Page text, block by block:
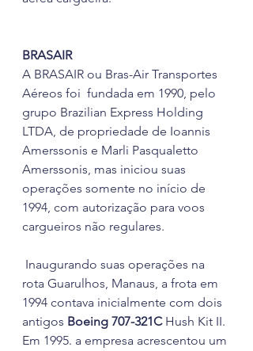
BRASAIR
A BRASAIR ou Bras-Air Transportes
Aéreos foi  fundada em 1990, pelo
grupo Brazilian Express Holding
LTDA, de propriedade de Ioannis
Amerssonis e Marli Pasqualetto
Amerssonis, mas iniciou suas
operações somente no início de
1994, com autorização para voos
cargueiros não regulares.
rota Guarulhos, Manaus, a frota em
1994 contava inicialmente com dois
antigos Boeing 707-321C Hush Kit II.
Em 1995. a empresa acrescentou um